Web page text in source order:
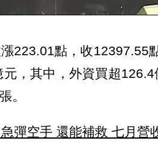
223.01點，收12397.55
，其中，外資買超
。
彈空手 還能補救 七月營